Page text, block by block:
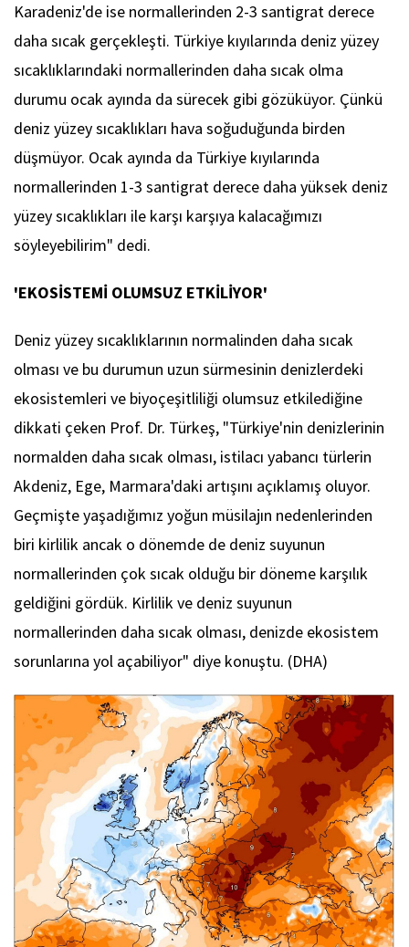
Karadeniz'de ise normallerinden 2-3 santigrat derece
daha sıcak gerçekleşti. Türkiye kıyılarında deniz yüzey
sıcaklıklarındaki normallerinden daha sıcak olma
durumu ocak ayında da sürecek gibi gözüküyor. Çünkü
deniz yüzey sıcaklıkları hava soğuduğunda birden
düşmüyor. Ocak ayında da Türkiye kıyılarında
normallerinden 1-3 santigrat derece daha yüksek deniz
yüzey sıcaklıkları ile karşı karşıya kalacağımızı
söyleyebilirim" dedi.
'EKOSİSTEMİ OLUMSUZ ETKİLİYOR'
Deniz yüzey sıcaklıklarının normalinden daha sıcak
olması ve bu durumun uzun sürmesinin denizlerdeki
ekosistemleri ve biyoçeşitliliği olumsuz etkilediğine
dikkati çeken Prof. Dr. Türkeş, "Türkiye'nin denizlerinin
normalden daha sıcak olması, istilacı yabancı türlerin
Akdeniz, Ege, Marmara'daki artışını açıklamış oluyor.
Geçmişte yaşadığımız yoğun müsilajın nedenlerinden
biri kirlilik ancak o dönemde de deniz suyunun
normallerinden çok sıcak olduğu bir döneme karşılık
geldiğini gördük. Kirlilik ve deniz suyunun
normallerinden daha sıcak olması, denizde ekosistem
sorunlarına yol açabiliyor" diye konuştu. (DHA)